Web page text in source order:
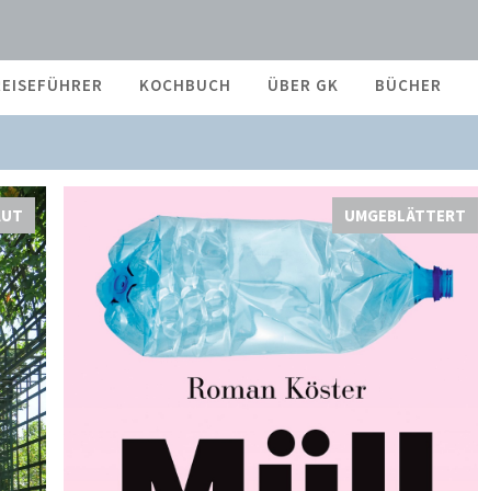
KOCHBUCH ÜBER GK BÜCHER
UMGEBLÄTTERT